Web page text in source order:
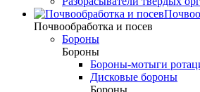
Почвообработка и посев
Бороны
Бороны
Бороны-мотыги
Дисковые бороны
Бороны